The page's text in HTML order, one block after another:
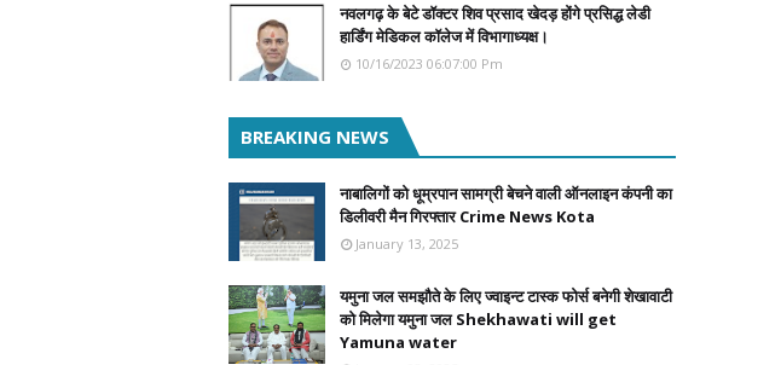
नवलगढ़ के बेटे डॉक्टर शिव प्रसाद खेदड़ होंगे प्रसिद्ध लेडी
हार्डिंग मेडिकल कॉलेज में विभागाध्यक्ष।
10/16/2023 06:07:00 Pm
BREAKING NEWS
नाबालिगों को धूम्रपान सामग्री बेचने वाली ऑनलाइन कंपनी का
डिलीवरी मैन गिरफ्तार Crime News Kota
January 13, 2025
यमुना जल समझौते के लिए ज्वाइन्ट टास्क फोर्स बनेगी शेखावाटी
को मिलेगा यमुना जल Shekhawati will get
Yamuna water